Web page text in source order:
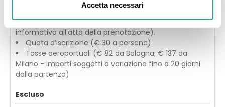
Accetta necessari
Assicurazione sanitaria, bagaglio e annullamento di
UnipolSai Assicurazioni (richiedere il fascicolo
informativo all'atto della prenotazione).
Quota d’iscrizione (€ 30 a persona)
Tasse aeroportuali (€ 82 da Bologna, € 137 da
Milano - importi soggetti a variazione fino a 20 giorni
dalla partenza)
Escluso